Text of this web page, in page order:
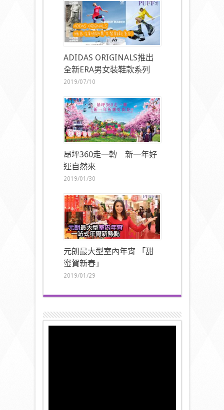
ADIDAS ORIGINALS推出
全新ERA男女裝鞋款系列
2019/07/10
昂坪360走一轉 新一年好
運自然來
2019/01/30
元朗最大型室內年宵 「甜
蜜賀新春」
2019/01/29